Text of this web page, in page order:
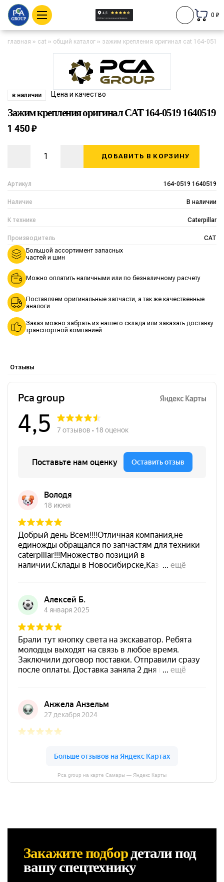
0 ₽
главная » cat » общий каталог » зажим крепления оригинал cat 164-0519
в наличии Цена и качество
Зажим крепления оригинал CAT 164-0519 1640519
Артикул 164-0519 1640519
Наличие В наличии
К технике Caterpillar
Производитель CAT
1 450 ₽
ДОБАВИТЬ В КОРЗИНУ
Большой ассортимент запасных
частей и шин
Можно оплатить наличными или по безналичному расчету
Поставляем оригинальные запчасти, а так же качественные
аналоги
Заказ можно забрать из нашего склада или заказать доставку
транспортной компанией
Отзывы
Pca group на карте Самары — Яндекс Карты
Закажите подбордеталипод
вашу спецтехнику